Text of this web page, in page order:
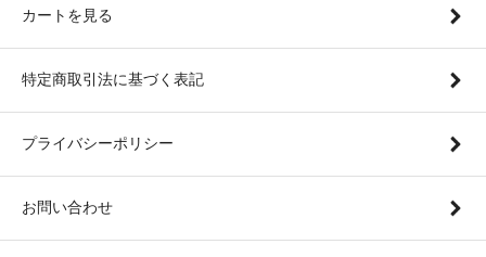
カートを見る
特定商取引法に基づく表記
プライバシーポリシー
お問い合わせ